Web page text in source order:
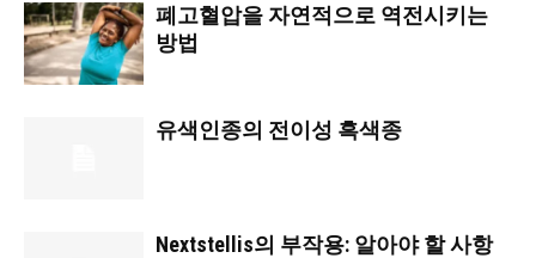
폐고혈압을 자연적으로 역전시키는
방법
유색인종의 전이성 흑색종
Nextstellis의 부작용: 알아야 할 사항